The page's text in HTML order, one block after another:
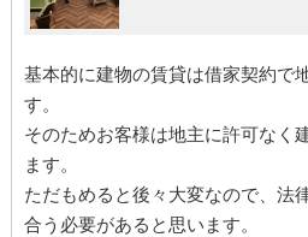
基本的に建物の賃貸は借家契約で
す。
そのためお客様は地主に許可なく
ます。
ただもめると後々大変なので、法
合う必要があると思います。